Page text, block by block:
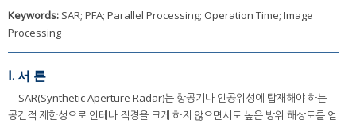
Keywords: SAR; PFA; Parallel Processing; Operation Time; Image
Processing
Ⅰ. 서 론
SAR(Synthetic Aperture Radar)는 항공기나 인공위성에 탑재해야 하는
공간적 제한성으로 안테나 직경을 크게 하지 않으면서도 높은 방위 해상도를 얻